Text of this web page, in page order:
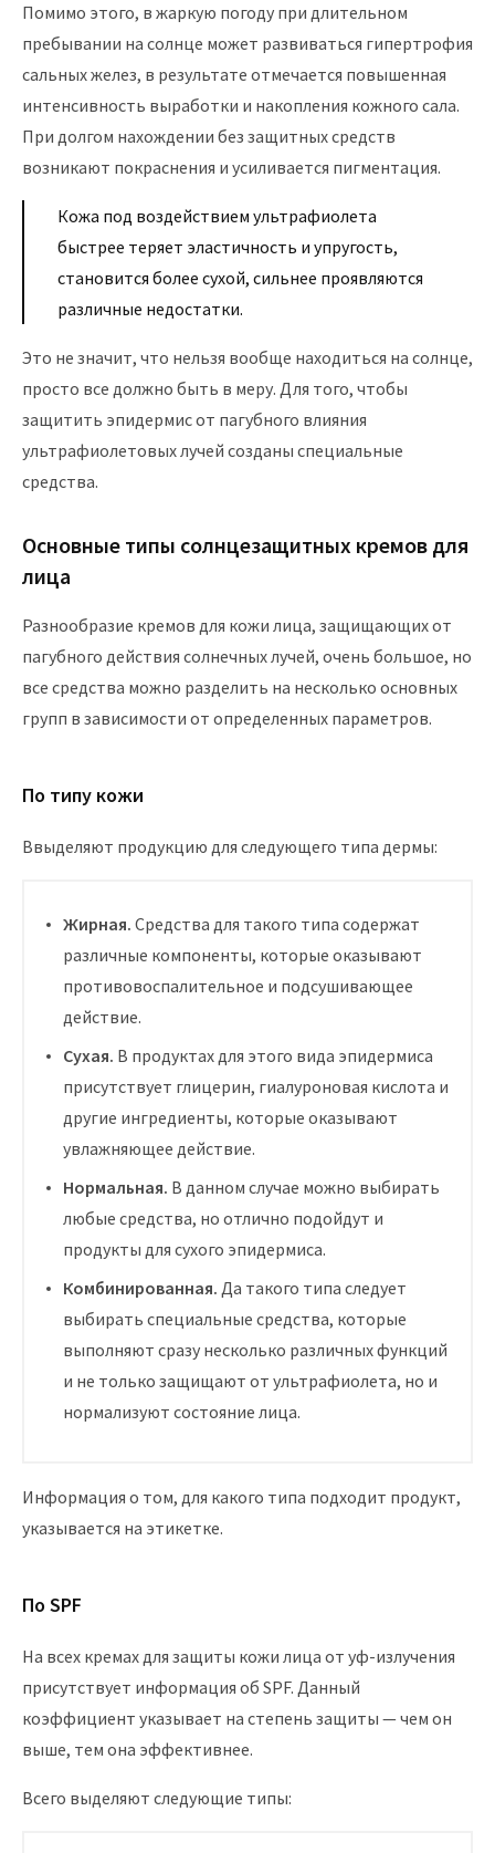
Помимо этого, в жаркую погоду при длительном
пребывании на солнце может развиваться гипертрофия
сальных желез, в результате отмечается повышенная
интенсивность выработки и накопления кожного сала.
При долгом нахождении без защитных средств
возникают покраснения и усиливается пигментация.
Кожа под воздействием ультрафиолета
быстрее теряет эластичность и упругость,
становится более сухой, сильнее проявляются
различные недостатки.
Это не значит, что нельзя вообще находиться на солнце,
просто все должно быть в меру. Для того, чтобы
защитить эпидермис от пагубного влияния
ультрафиолетовых лучей созданы специальные
средства.
Основные типы солнцезащитных кремов для
лица
Разнообразие кремов для кожи лица, защищающих от
пагубного действия солнечных лучей, очень большое, но
все средства можно разделить на несколько основных
групп в зависимости от определенных параметров.
По типу кожи
Ввыделяют продукцию для следующего типа дермы:
Жирная. Средства для такого типа содержат
различные компоненты, которые оказывают
противовоспалительное и подсушивающее
действие.
Сухая. В продуктах для этого вида эпидермиса
присутствует глицерин, гиалуроновая кислота и
другие ингредиенты, которые оказывают
увлажняющее действие.
Нормальная. В данном случае можно выбирать
любые средства, но отлично подойдут и
продукты для сухого эпидермиса.
Комбинированная. Да такого типа следует
выбирать специальные средства, которые
выполняют сразу несколько различных функций
и не только защищают от ультрафиолета, но и
нормализуют состояние лица.
Информация о том, для какого типа подходит продукт,
указывается на этикетке.
По SPF
На всех кремах для защиты кожи лица от уф-излучения
присутствует информация об SPF. Данный
коэффициент указывает на степень защиты — чем он
выше, тем она эффективнее.
Всего выделяют следующие типы: